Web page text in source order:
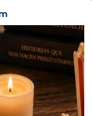
Vatican
news/2026-
papa-viaje-